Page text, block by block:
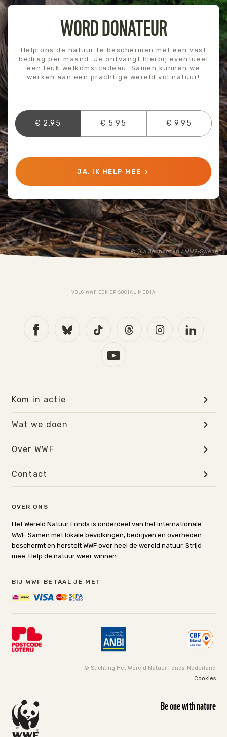
Ola Jennersten / WWF-Sweden
WORD DONATEUR
Help ons de natuur te beschermen met een vast
bedrag per maand. Je ontvangt hierbij eventueel
een leuk welkomstcadeau. Samen kunnen we
werken aan een prachtige wereld vól natuur!
€ 2,95 € 5,95 € 9,95
JA, IK HELP MEE
VOLG WWF OOK OP SOCIAL MEDIA
OVER ONS
Het Wereld Natuur Fonds is onderdeel van het internationale
WWF. Samen met lokale bevolkingen, bedrijven en overheden
beschermt en herstelt WWF over heel de wereld natuur. Strijd
mee. Help de natuur weer winnen.
BIJ WWF BETAAL JE MET
Kom in actie
Wat we doen
Over WWF
Contact
© Stichting Het Wereld Natuur Fonds-Nederland
Cookies
Be one with nature